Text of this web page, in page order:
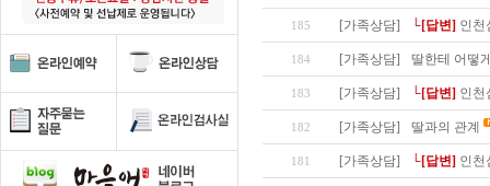
185 [가족상담] └[답변] 인천
184 [가족상담] 딸한테 어떻
183 [가족상담] └[답변] 인천
182 [가족상담] 딸과의 관계
181 [가족상담] └[답변] 인천